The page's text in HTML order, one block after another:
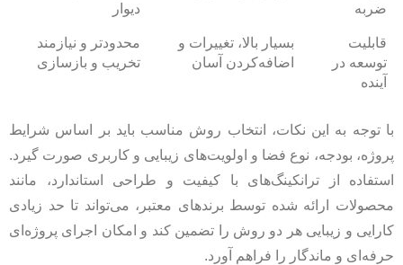
ضربه
دیوار
قابلیت
توسعه در
آینده
بسیار بالا، تغییرات و
اضافه‌کردن آسان
محدودتر و نیازمند
تخریب و بازسازی
با توجه به این نکات، انتخاب روش مناسب باید بر اساس شرایط
پروژه، بودجه، نوع فضا و اولویت‌های زیبایی و کاربری صورت گیرد.
استفاده از ترانکینگ‌های با کیفیت و طراحی استاندارد، مانند
محصولات ارائه شده توسط برندهای معتبر، می‌تواند تا حد زیادی
کارایی و زیبایی هر دو روش را تضمین کند و امکان اجرای پروژه‌ای
حرفه‌ای و ماندگار را فراهم آورد.